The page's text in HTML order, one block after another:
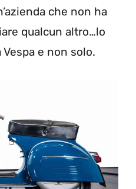
che non ha
qualcun altro…lo
e non solo.